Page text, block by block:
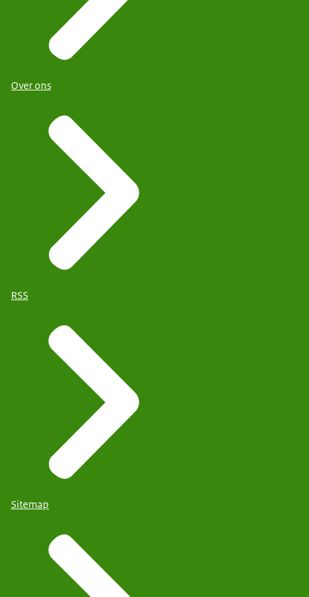
Over ons
RSS
Sitemap